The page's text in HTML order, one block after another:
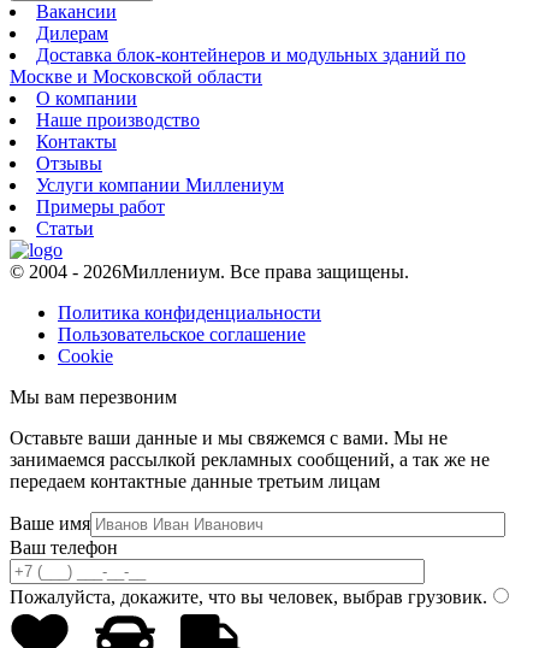
Вакансии
Дилерам
Доставка блок-контейнеров и модульных зданий по
Москве и Московской области
О компании
Наше производство
Контакты
Отзывы
Услуги компании Миллениум
Примеры работ
Статьи
© 2004 - 2026Миллениум. Все права защищены.
Политика конфиденциальности
Пользовательское соглашение
Cookie
Мы вам перезвоним
Оставьте ваши данные и мы свяжемся с вами. Мы не
занимаемся рассылкой рекламных сообщений, а так же не
передаем контактные данные третьим лицам
Ваше имя
Ваш телефон
Пожалуйста, докажите, что вы человек, выбрав грузовик.